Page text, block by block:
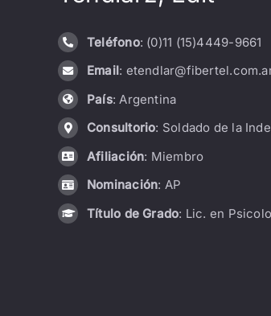
Teléfono: (0)11 (15)4449-9661
Email:
País: Argentina
Consultorio: Soldado de la
Afiliación: Miembro
Nominación: AP
Título de Grado: Lic. en